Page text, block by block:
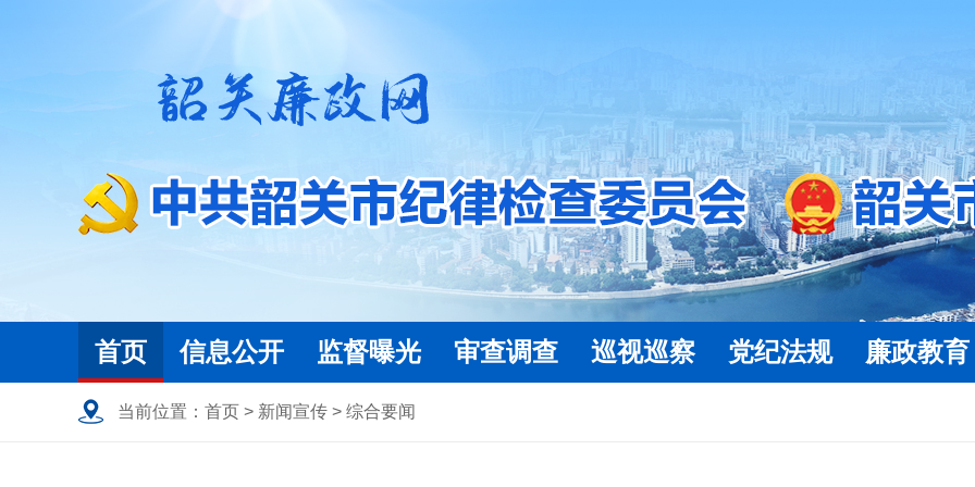
首页 信息公开 监督曝光 审查调查 巡视巡察 党纪法规 廉政教育
当前位置： 首页 > 新闻宣传 > 综合要闻